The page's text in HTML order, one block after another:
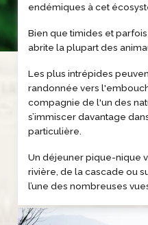
endémiques à cet
Bien que timides et
abrite la plupart des
Les plus intrépides
randonnée vers
compagnie de l'un des
s’immiscer davantage
particulière.
Un déjeuner pique-nique
rivière, de la cascade ou
l’une des nombreuses